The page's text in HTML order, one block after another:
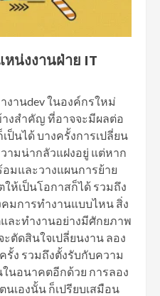
หน่งงานฝ่าย IT
งานdev ในองค์กรใหม่
งสำคัญ ที่อาจจะมีผลต่อ
นได้ บางครั้งการเปลี่ยน
ามน่ากลัวแฝงอยู่ แต่หาก
มและวางแผนการย้าย
ห้เป็นโอกาสก็ได้ รวมถึง
มการทำงานแบบไหน สิ่ง
ละทำงานอย่างมีศักยภาพ
ดสินใจเปลี่ยนงาน ลอง
ง รวมถึงตั้งรับกับความ
นอนาคตอีกด้วย การลอง
เองนั้น ก็เปรียบเสมือน